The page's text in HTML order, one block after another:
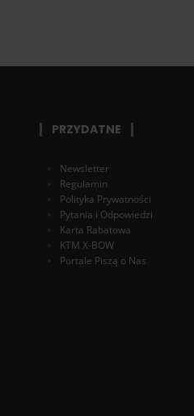
PRZYDATNE
Newsletter
Regulamin
Polityka Prywatności
Pytania i Odpowiedzi
Karta Rabatowa
KTM X-BOW
Portale Piszą o Nas